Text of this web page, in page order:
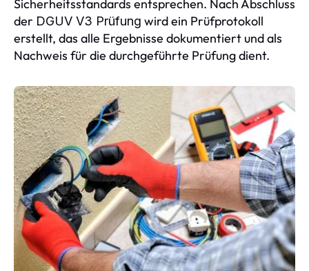
Sicherheitsstandards entsprechen. Nach Abschluss
der DGUV V3 Prüfung wird ein Prüfprotokoll
erstellt, das alle Ergebnisse dokumentiert und als
Nachweis für die durchgeführte Prüfung dient.